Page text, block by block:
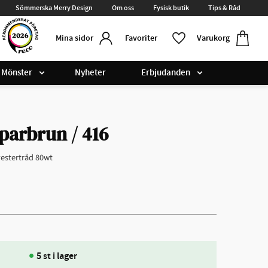
Sömmerska Merry Design Om oss Fysisk butik Tips & Råd
Mina sidor Favoriter Varukorg
Favoriter
Mönster Nyheter Erbjudanden
/ 416
80wt
5 st i lager